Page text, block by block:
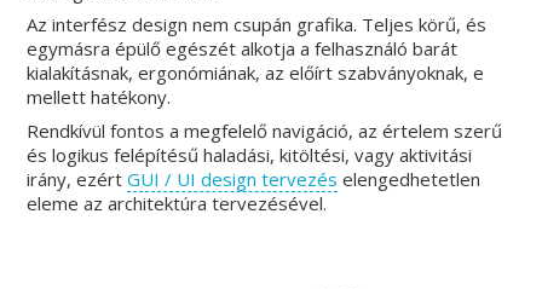
Az interfész design nem csupán grafika. Teljes körű, és
egymásra épülő egészét alkotja a felhasználó barát
kialakításnak, ergonómiának, az előírt szabványoknak, e
mellett hatékony.
Rendkívül fontos a megfelelő navigáció, az értelem szerű
és logikus felépítésű haladási, kitöltési, vagy aktivitási
irány, ezértGUI / UI design tervezés elengedhetetlen
eleme az architektúra tervezésével.